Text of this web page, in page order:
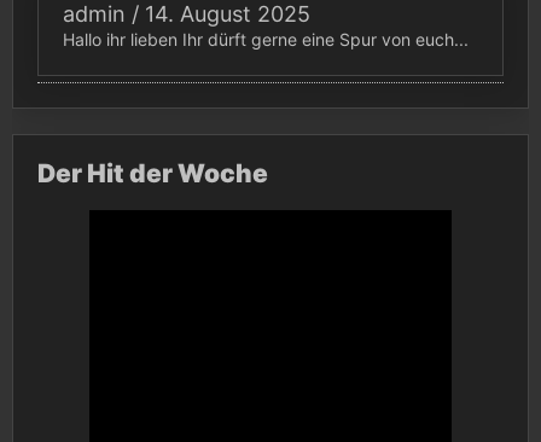
admin / 14. August 2025
Hallo ihr lieben Ihr dürft gerne eine Spur von euch...
Der Hit der Woche